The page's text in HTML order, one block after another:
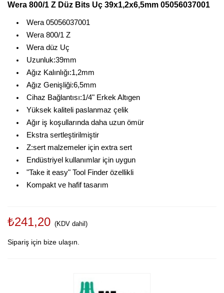
Wera 800/1 Z Düz Bits Uç 39x1,2x6,5mm 05056037001
Wera 05056037001
Wera 800/1 Z
Wera düz Uç
Uzunluk:39mm
Ağız Kalınlığı:1,2mm
Ağız Genişliği:6,5mm
Cihaz Bağlantısı:1/4" Erkek Altıgen
Yüksek kaliteli paslanmaz çelik
Ağır iş koşullarında daha uzun ömür
Ekstra sertleştirilmiştir
Z:sert malzemeler için extra sert
Endüstriyel kullanımlar için uygun
"Take it easy" Tool Finder özellikli
Kompakt ve hafif tasarım
₺241,20 (KDV dahil)
Sipariş için bize ulaşın.